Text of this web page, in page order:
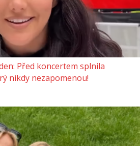
Před koncertem splnila
nikdy nezapomenou!